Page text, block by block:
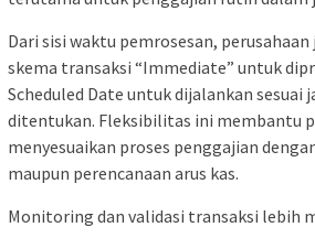
Dari sisi waktu pemrosesan,
skema transaksi “Immediate” untuk
Scheduled Date untuk dijalankan sesuai
ditentukan. Fleksibilitas ini membantu
menyesuaikan proses penggajian
maupun perencanaan arus kas.
Monitoring dan validasi transaksi lebih